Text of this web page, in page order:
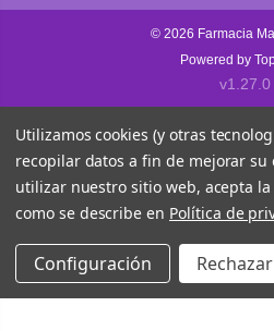
© 2026 Farmacia
Powered by
v1.27.0
Utilizamos cookies (y otras
recopilar datos a fin de mejorar
utilizar nuestro sitio web, acepta
como se describe en Política de
Configuración